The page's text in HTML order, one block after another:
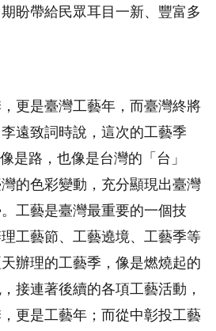
盼帶給民眾耳目一新、豐富多
，更是臺灣工藝年，而臺灣終將
遠致詞時說，這次的工藝季
是路，也像是台灣的「台」
的色彩變動，充分顯現出臺灣
工藝是臺灣最重要的一個技
工藝節、工藝遶境、工藝季等
辦理的工藝季，像是燃燒起的
接連著後續的各項工藝活動，
更是工藝年；而從中彰投工藝